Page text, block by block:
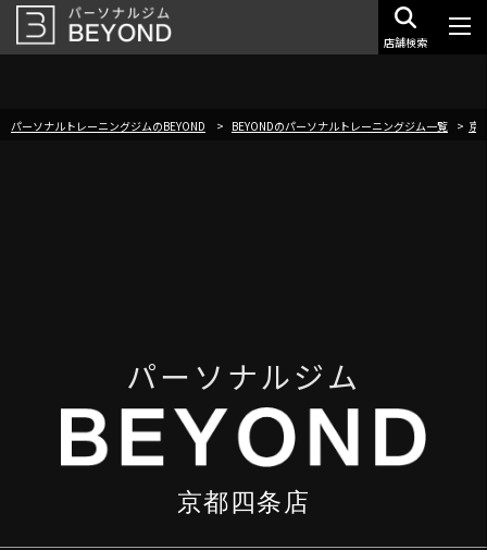
店舗検索
パーソナルトレーニングジムのBEYOND BEYONDのパーソナルトレーニングジム一覧 京
パーソナルジム
京都四条店